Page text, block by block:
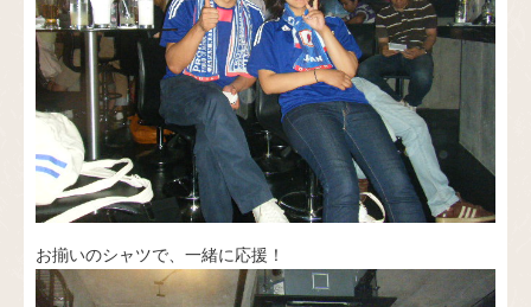
お揃いのシャツで、一緒に応援！